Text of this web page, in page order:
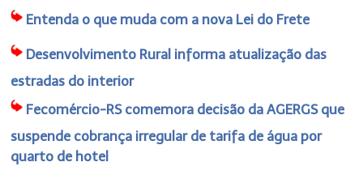
Entenda o que muda com a nova Lei do Frete
Desenvolvimento Rural informa atualização das
estradas do interior
Fecomércio-RS comemora decisão da AGERGS que
suspende cobrança irregular de tarifa de água por
quarto de hotel